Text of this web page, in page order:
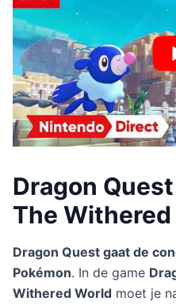
Dragon
The
Dragon Quest gaat de
Pokémon. In de game
Withered World moet je